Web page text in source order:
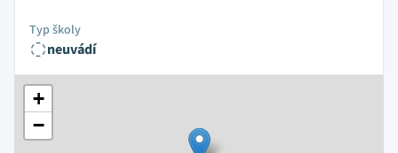
Typ školy
neuvádí
+
−